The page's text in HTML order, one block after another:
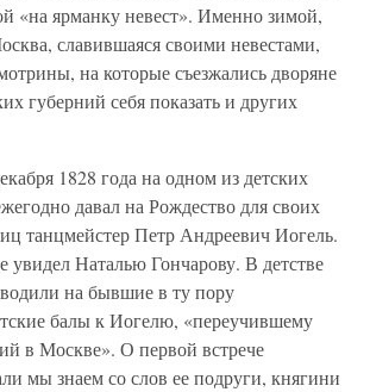
«на ярманку невест». Именно зимой,
славившаяся своими невестами,
на которые съезжались дворяне
губерний себя показать и других
1828 года на одном из детских
давал на Рождество для своих
танцмейстер Петр Андреевич Иогель.
Наталью Гончарову. В детстве
на бывшие в ту пору
балы к Иогелю, «переучившему
в Москве». О первой встрече
мы знаем со слов ее подруги, княгини